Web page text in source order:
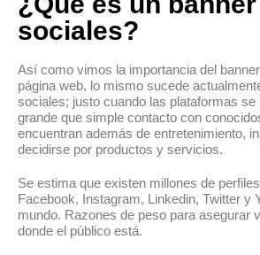
sociales?
Así como vimos la importancia del
página web, lo mismo sucede
sociales; justo cuando las plataformas se
grande que simple contacto con
encuentran además de entretenimiento,
decidirse por productos y servicios.
Se estima que existen millones de
Facebook, Instagram, Linkedin, Twitter y
mundo. Razones de peso para asegurar
donde el público está.